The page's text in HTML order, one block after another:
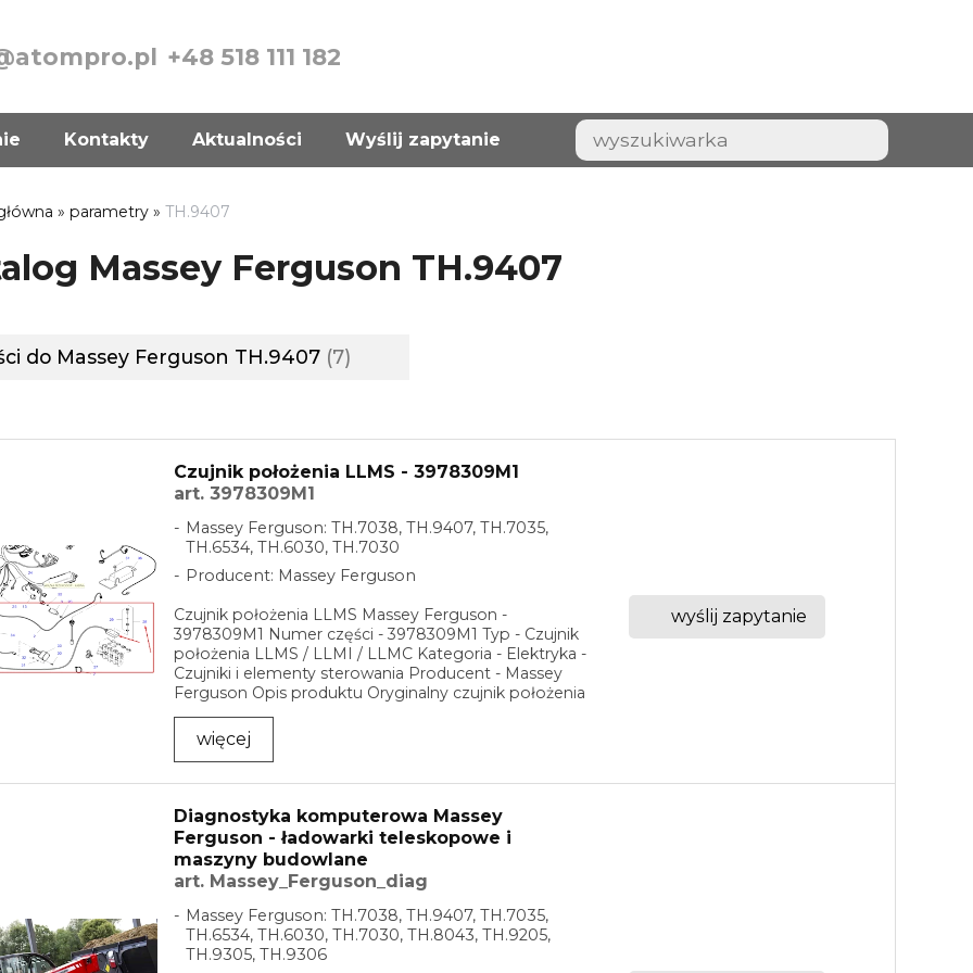
+48 518 111 182
Kontakty Aktualności Wyślij zapytanie
» parametry » TH.9407
Massey Ferguson TH.9407
do Massey Ferguson TH.9407 7
Czujnik położenia LLMS - 3978309M1
art. 3978309M1
Massey Ferguson: TH.7038, TH.9407, TH.7035,
TH.6534, TH.6030, TH.7030
Producent: Massey Ferguson
Czujnik położenia LLMS Massey Ferguson -
3978309M1 Numer części - 3978309M1 Typ - Czujnik
położenia LLMS / LLMI / LLMC Kategoria - Elektryka -
Czujniki i elementy sterowania Producent - Massey
Ferguson Opis produktu Oryginalny czujnik położenia
LLMS ...
więcej
wyślij zapytanie
Diagnostyka komputerowa Massey
Ferguson - ładowarki teleskopowe i
maszyny budowlane
art. Massey_Ferguson_diag
Massey Ferguson: TH.7038, TH.9407, TH.7035,
TH.6534, TH.6030, TH.7030, TH.8043, TH.9205,
TH.9305, TH.9306